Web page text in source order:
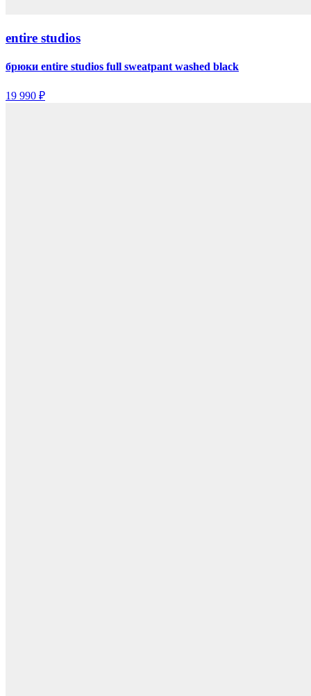
entire studios
брюки entire studios full sweatpant washed black
19 990 ₽